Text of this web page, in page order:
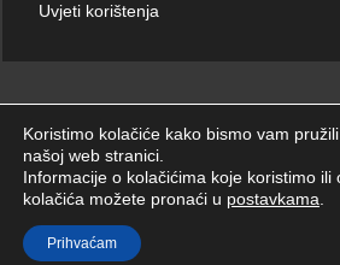
Uvjeti korištenja
© Hrvatski zavod za hitnu medicinu
Koristimo kolačiće kako bismo vam
našoj web stranici.
Informacije o kolačićima koje koristimo ili
kolačića možete pronaći u postavkama
Prihvaćam